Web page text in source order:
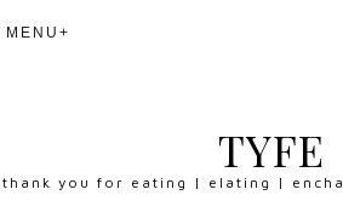
TYFE
thank you for eating | elating |